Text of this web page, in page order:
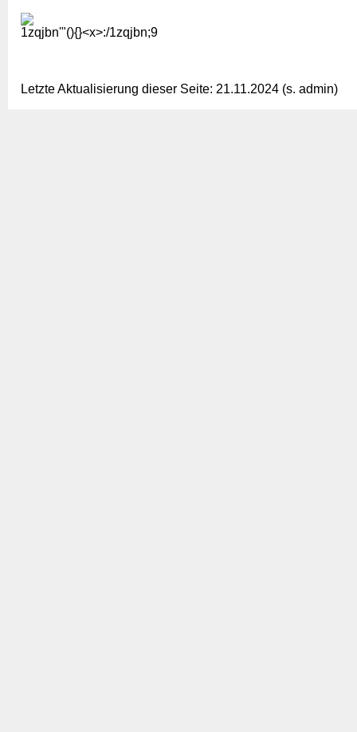
1zqjbn'"(){}<x>:/1zqjbn;9
Letzte Aktualisierung dieser Seite: 21.11.2024 (s. admin)